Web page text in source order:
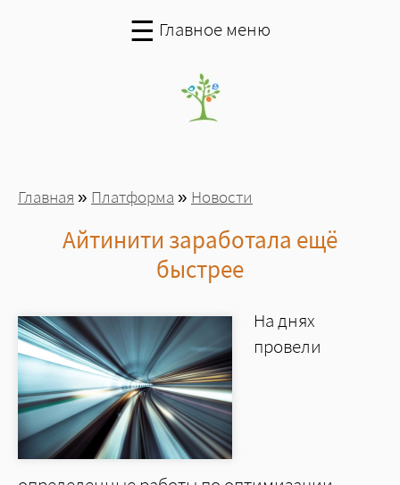
☰ Главное меню
Вы здесь
Главная » Платформа » Новости
Айтинити заработала ещё
быстрее
На днях
провели